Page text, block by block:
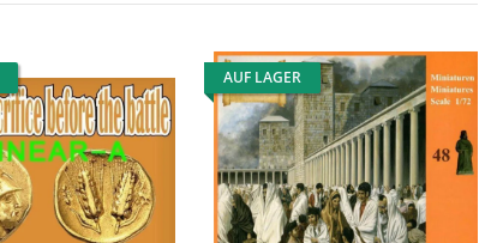
AUF LAGER